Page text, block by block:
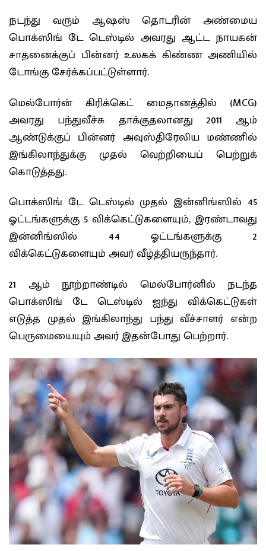
நடந்து வரும் ஆஷஸ் தொடரின் அண்மைய
பொக்ஸிங் டே டெஸ்டில் அவரது ஆட்ட நாயகன்
சாதனைக்குப் பின்னர் உலகக் கிண்ண அணியில்
டோங்கு சேர்க்கப்பட்டுள்ளார்.
மெல்போர்ன் கிரிக்கெட் மைதானத்தில் (MCG)
அவரது பந்துவீச்சு தாக்குதலானது 2011 ஆம்
ஆண்டுக்குப் பின்னர் அவுஸ்திரேலிய மண்ணில்
இங்கிலாந்துக்கு முதல் வெற்றியைப் பெற்றுக்
கொடுத்தது.
பொக்ஸிங் டே டெஸ்டில் முதல் இன்னிங்ஸில் 45
ஓட்டங்களுக்கு 5 விக்கெட்டுகளையும், இரண்டாவது
இன்னிங்ஸில் 44 ஓட்டங்களுக்கு 2
விக்கெட்டுகளையும் அவர் வீழ்த்தியருந்தார்.
21 ஆம் நூற்றாண்டில் மெல்போர்னில் நடந்த
பொக்ஸிங் டே டெஸ்டில் ஐந்து விக்கெட்டுகள்
எடுத்த முதல் இங்கிலாந்து பந்து வீச்சாளர் என்ற
பெருமையையும் அவர் இதன்போது பெற்றார்.